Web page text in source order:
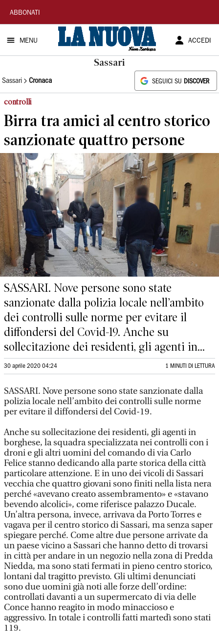
La
Nuova
Sardegna
ABBONATI
MENU ACCEDI
Sassari
Sassari Cronaca SEGUICI SU DISCOVER
controlli
Birra tra amici al centro storico
sanzionate quattro persone
SASSARI. Nove persone sono state
sanzionate dalla polizia locale nell’ambito
dei controlli sulle norme per evitare il
diffondersi del Covid-19. Anche su
sollecitazione dei residenti, gli agenti in...
30 aprile 2020 04:24 1 MINUTI DI LETTURA
SASSARI. Nove persone sono state sanzionate dalla
polizia locale nell’ambito dei controlli sulle norme
per evitare il diffondersi del Covid-19.
Anche su sollecitazione dei residenti, gli agenti in
borghese, la squadra specializzata nei controlli con i
droni e gli altri uomini del comando di via Carlo
Felice stanno dedicando alla parte storica della città
particolare attenzione. E in uno dei vicoli di Sassari
vecchia che quattro giovani sono finiti nella lista nera
perché «avevano creato assembramento» e «stavano
bevendo alcolici», come riferisce palazzo Ducale.
Un’altra persona, invece, arrivava da Porto Torres e
vagava per il centro storico di Sassari, ma senza saper
spiegare perché. Come altre due persone arrivate da
un paese vicino a Sassari che hanno detto di trovarsi
in città per andare in un negozio nella zona di Predda
Niedda, ma sono stati fermati in pieno centro storico,
lontani dal tragitto previsto. Gli ultimi denunciati
sono due uomini già noti alle forze dell’ordine:
controllati davanti a un supermercato di via delle
Conce hanno reagito in modo minaccioso e
aggressivo. In totale i controlli fatti martedì sono stati
119.